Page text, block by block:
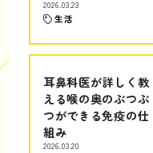
2026.03.23
生活
耳鼻科医が詳しく教
える喉の奥のぶつぶ
つができる免疫の仕
組み
2026.03.20